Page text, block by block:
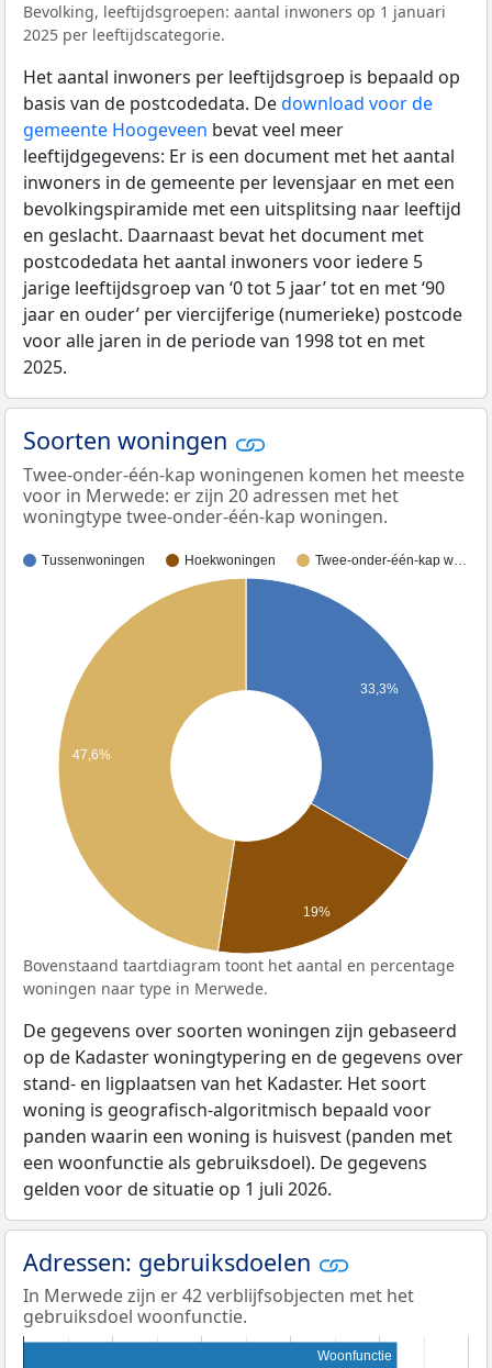
Bevolking, leeftijdsgroepen: aantal inwoners op 1 januari
2025 per leeftijdscategorie.
Het aantal inwoners per leeftijdsgroep is bepaald op
basis van de postcodedata. Dedownload voor de
gemeente Hoogeveen bevat veel meer
leeftijdgegevens: Er is een document met het aantal
inwoners in de gemeente per levensjaar en met een
bevolkingspiramide met een uitsplitsing naar leeftijd
en geslacht. Daarnaast bevat het document met
postcodedata het aantal inwoners voor iedere 5
jarige leeftijdsgroep van ‘0 tot 5 jaar’ tot en met ‘90
jaar en ouder’ per viercijferige (numerieke) postcode
voor alle jaren in de periode van 1998 tot en met
2025.
Soorten woningen
Twee-onder-één-kap woningenen komen het meeste
voor in Merwede: er zijn 20 adressen met het
woningtype twee-onder-één-kap woningen.
Tussenwoningen Hoekwoningen Twee-onder-één-kap w…
33,3%
47,6%
19%
Bovenstaand taartdiagram toont het aantal en percentage
woningen naar type in Merwede.
De gegevens over soorten woningen zijn gebaseerd
op de Kadaster woningtypering en de gegevens over
stand- en ligplaatsen van het Kadaster. Het soort
woning is geografisch-algoritmisch bepaald voor
panden waarin een woning is huisvest (panden met
een woonfunctie als gebruiksdoel). De gegevens
gelden voor de situatie op 1 juli 2026.
Adressen: gebruiksdoelen
In Merwede zijn er 42 verblijfsobjecten met het
gebruiksdoel woonfunctie.
Woonfunctie